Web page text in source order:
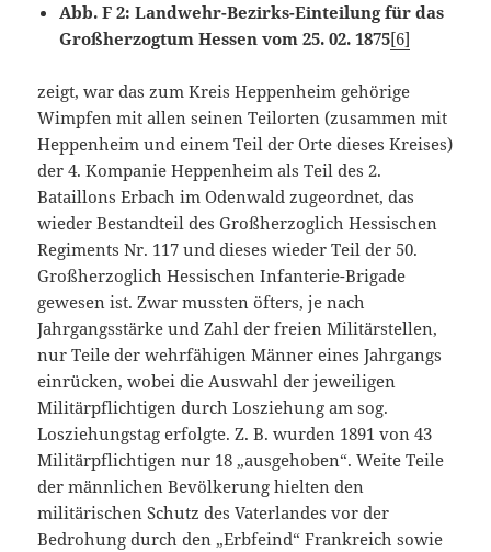
Abb. F 2: Landwehr-Bezirks-Einteilung für das
Großherzogtum Hessen vom 25. 02. 1875[6]
zeigt, war das zum Kreis Heppenheim gehörige
Wimpfen mit allen seinen Teilorten (zusammen mit
Heppenheim und einem Teil der Orte dieses Kreises)
der 4. Kompanie Heppenheim als Teil des 2.
Bataillons Erbach im Odenwald zugeordnet, das
wieder Bestandteil des Großherzoglich Hessischen
Regiments Nr. 117 und dieses wieder Teil der 50.
Großherzoglich Hessischen Infanterie-Brigade
gewesen ist. Zwar mussten öfters, je nach
Jahrgangsstärke und Zahl der freien Militärstellen,
nur Teile der wehrfähigen Männer eines Jahrgangs
einrücken, wobei die Auswahl der jeweiligen
Militärpflichtigen durch Losziehung am sog.
Losziehungstag erfolgte. Z. B. wurden 1891 von 43
Militärpflichtigen nur 18 „ausgehoben“. Weite Teile
der männlichen Bevölkerung hielten den
militärischen Schutz des Vaterlandes vor der
Bedrohung durch den „Erbfeind“ Frankreich sowie